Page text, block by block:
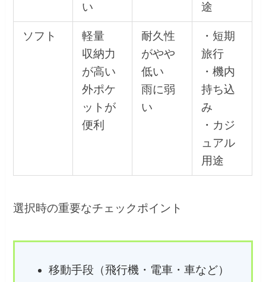
い
途
ソフト
軽量
収納力
が高い
外ポケ
ットが
便利
耐久性
がやや
低い
雨に弱
い
・短期
旅行
・機内
持ち込
み
・カジ
ュアル
用途
選択時の重要なチェックポイント
移動手段（飛行機・電車・車など）